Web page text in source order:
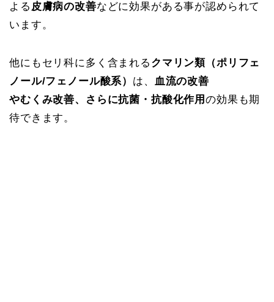
よる 皮膚病の改善などに効果がある事が認められて
います。
他にもセリ科に多く含まれる クマリン類（ポリフェ
ノール/フェノール酸系） は、 血流の改善
やむくみ改善、さらに抗菌・抗酸化作用の効果も期
待できます。